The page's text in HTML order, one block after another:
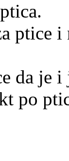
ptice
da je
po